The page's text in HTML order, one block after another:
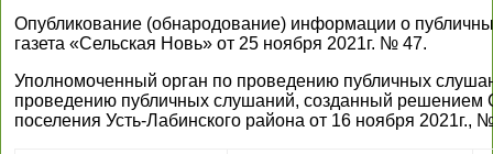
Опубликование (обнародование) информации о
газета «Сельская Новь» от 25 ноября 2021г. № 47.
Уполномоченный орган по проведению публичных
проведению публичных слушаний, созданный решением
поселения Усть-Лабинского района от 16 ноября 2021г.,